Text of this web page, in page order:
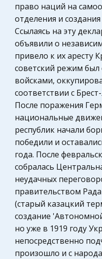
Социология
Гражданское право
Охрана
Физика
Теория
Компьютерные
Муниципальное
Химия
Архитектура
Нотариат
Технология
Конституционное
зарубежных стран
Уголовное право
Музыка
капитала
инвес
Объектно-
проектированию
примере работы
Аналитические
выполняемые в
ведущими
показывали не
результаты. Так,
Stan
Влияние самооценки
социуме
Объект исследования
1)Проведение
обзора литературы
теоретико-
3)Обобщение
право наций на
отделения и
Ссылаясь на эту
объявили о
привело к их аресту
советский режим
войсками,
соответствии с
После поражения
национальные
республик начали
победили и
года. После
собралась
неудачных
правительством
(старый казацкий
создание
но уже в 1919 году
непосредственно
произошло и с